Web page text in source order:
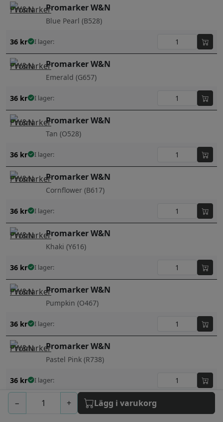
− + Lägg i varukorg
Promarker W&N
Blue Pearl (B528)
36 kr I lager:
Promarker W&N
Emerald (G657)
36 kr I lager:
Promarker W&N
Tan (O528)
36 kr I lager:
Promarker W&N
Cornflower (B617)
36 kr I lager:
Promarker W&N
Khaki (Y616)
36 kr I lager:
Promarker W&N
Pumpkin (O467)
36 kr I lager:
Promarker W&N
Pastel Pink (R738)
36 kr I lager:
Promarker W&N
Apple (G338)